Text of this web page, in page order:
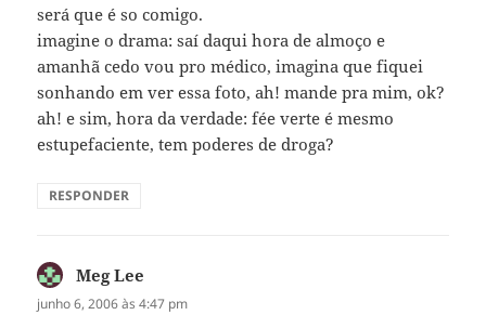
será que é so comigo.
imagine o drama: saí daqui hora de almoço e
amanhã cedo vou pro médico, imagina que fiquei
sonhando em ver essa foto, ah! mande pra mim, ok?
ah! e sim, hora da verdade: fée verte é mesmo
estupefaciente, tem poderes de droga?
RESPONDER
Meg Lee
junho 6, 2006 às 4:47 pm